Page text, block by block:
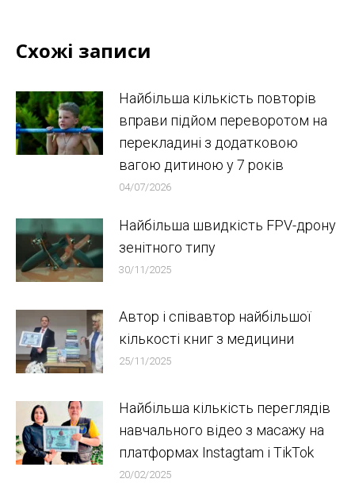
Схожі записи
Найбільша кількість повторів
вправи підйом переворотом на
перекладині з додатковою
вагою дитиною у 7 років
04/07/2026
Найбільша швидкість FPV-дрону
зенітного типу
30/11/2025
Автор і співавтор найбільшої
кількості книг з медицини
25/11/2025
Найбільша кількість переглядів
навчального відео з масажу на
платформах Instagtam i TikTok
20/02/2025